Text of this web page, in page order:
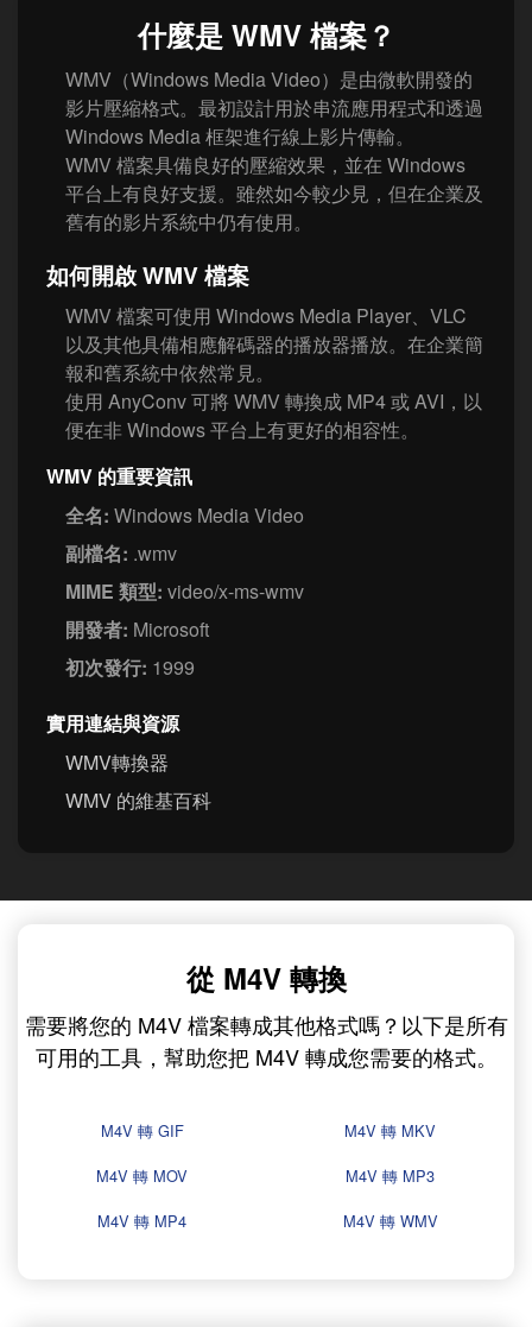
什麼是 WMV 檔案？
WMV（Windows Media Video）是由微軟開發的
影片壓縮格式。最初設計用於串流應用程式和透過
Windows Media 框架進行線上影片傳輸。
WMV 檔案具備良好的壓縮效果，並在 Windows
平台上有良好支援。雖然如今較少見，但在企業及
舊有的影片系統中仍有使用。
如何開啟 WMV 檔案
WMV 檔案可使用 Windows Media Player、VLC
以及其他具備相應解碼器的播放器播放。在企業簡
報和舊系統中依然常見。
使用 AnyConv 可將 WMV 轉換成 MP4 或 AVI，以
便在非 Windows 平台上有更好的相容性。
WMV 的重要資訊
全名: Windows Media Video
副檔名: .wmv
MIME 類型: video/x-ms-wmv
開發者: Microsoft
初次發行: 1999
實用連結與資源
WMV轉換器
WMV 的維基百科
從 M4V 轉換
需要將您的 M4V 檔案轉成其他格式嗎？以下是所有
可用的工具，幫助您把 M4V 轉成您需要的格式。
M4V 轉 GIF
M4V 轉 MKV
M4V 轉 MOV
M4V 轉 MP3
M4V 轉 MP4
M4V 轉 WMV